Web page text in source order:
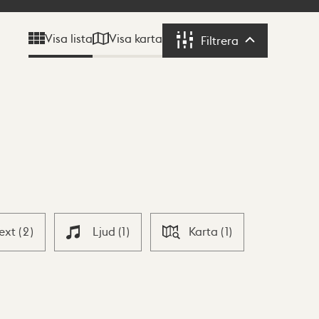
Visa lista Visa karta Filtrera Filtrera
(2) Ljud (1) Karta (1)